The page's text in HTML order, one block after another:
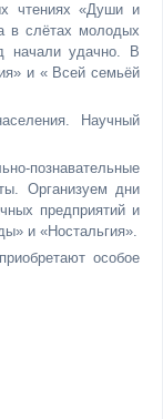
чтениях «Души и
в слётах молодых
начали удачно. В
и « Всей семьёй
Научный
познавательные
Организуем дни
предприятий и
и «Ностальгия».
особое